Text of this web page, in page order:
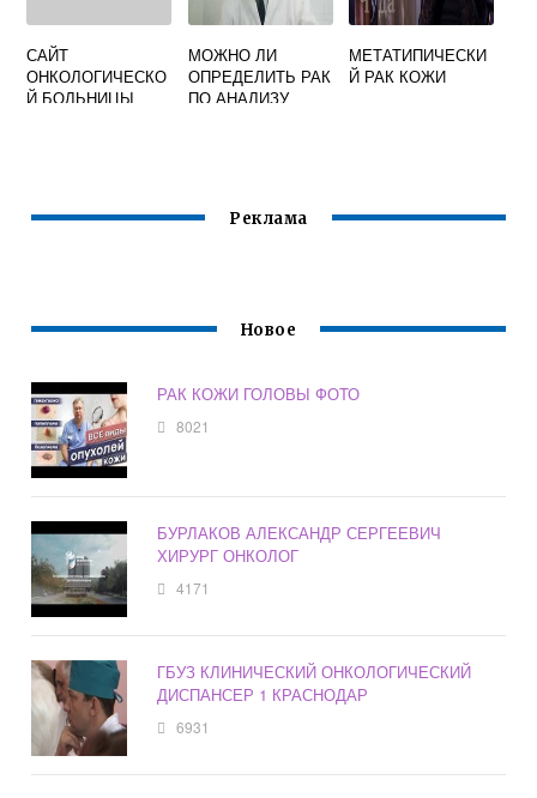
САЙТ
ОНКОЛОГИЧЕСКО
Й БОЛЬНИЦЫ
МОЖНО ЛИ
ОПРЕДЕЛИТЬ РАК
ПО АНАЛИЗУ
МЕТАТИПИЧЕСКИ
Й РАК КОЖИ
Реклама
Новое
РАК КОЖИ ГОЛОВЫ ФОТО
8021
БУРЛАКОВ АЛЕКСАНДР СЕРГЕЕВИЧ
ХИРУРГ ОНКОЛОГ
4171
ГБУЗ КЛИНИЧЕСКИЙ ОНКОЛОГИЧЕСКИЙ
ДИСПАНСЕР 1 КРАСНОДАР
6931